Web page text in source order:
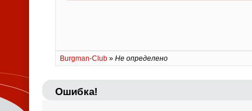
Burgman-Club» Не определено
Ошибка!